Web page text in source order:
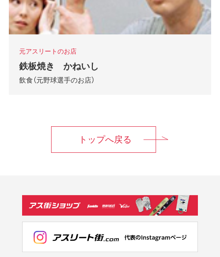
元アスリートのお店
鉄板焼き かねいし
飲食（元野球選手のお店）
トップへ戻る